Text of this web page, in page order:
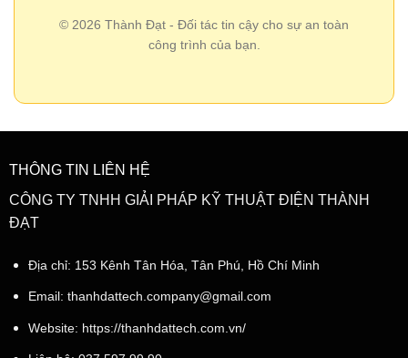
© 2026 Thành Đạt - Đối tác tin cậy cho sự an toàn
công trình của bạn.
THÔNG TIN LIÊN HỆ
CÔNG TY TNHH GIẢI PHÁP KỸ THUẬT ĐIỆN THÀNH
ĐẠT
Địa chỉ: 153 Kênh Tân Hóa, Tân Phú, Hồ Chí Minh
Email: thanhdattech.company@gmail.com
Website: https://thanhdattech.com.vn/